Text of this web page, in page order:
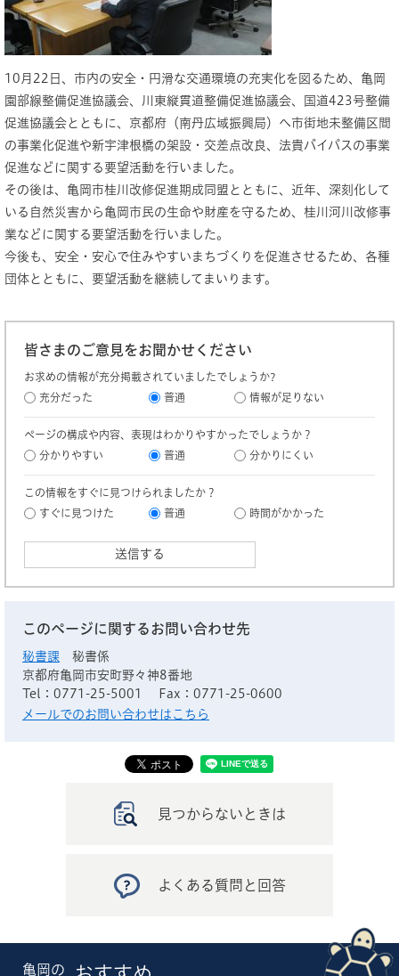
10月22日、市内の安全・円滑な交通環境の充実化を図るため、亀岡
園部線整備促進協議会、川東縦貫道整備促進協議会、国道423号整備
促進協議会とともに、京都府（南丹広域振興局）へ市街地未整備区間
の事業化促進や新宇津根橋の架設・交差点改良、法貴バイパスの事業
促進などに関する要望活動を行いました。
その後は、亀岡市桂川改修促進期成同盟とともに、近年、深刻化して
いる自然災害から亀岡市民の生命や財産を守るため、桂川河川改修事
業などに関する要望活動を行いました。
今後も、安全・安心で住みやすいまちづくりを促進させるため、各種
団体とともに、要望活動を継続してまいります。
皆さまのご意見をお聞かせください
お求めの情報が充分掲載されていましたでしょうか?
充分だった
普通 情報が足りない
ページの構成や内容、表現はわかりやすかったでしょうか？
分かりやすい
普通 分かりにくい
この情報をすぐに見つけられましたか？
すぐに見つけた
普通 時間がかかった
このページに関するお問い合わせ先
秘書課
秘書係
京都府亀岡市安町野々神8番地
Tel：0771-25-5001
Fax：0771-25-0600
メールでのお問い合わせはこちら
見つからないときは
よくある質問と回答
亀岡の